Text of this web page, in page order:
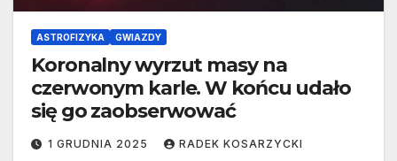
ASTROFIZYKA GWIAZDY
Koronalny wyrzut masy na
czerwonym karle. W końcu udało
się go zaobserwować
1 GRUDNIA 2025 RADEK KOSARZYCKI